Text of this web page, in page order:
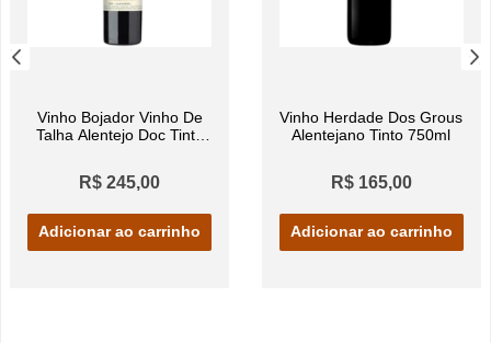
Vinho Bojador Vinho De
Talha Alentejo Doc Tinto
R$ 245,00
Adicionar ao carrinho
Vinho Herdade Dos Grous
Alentejano Tinto 750ml
R$ 165,00
Adicionar ao carrinho